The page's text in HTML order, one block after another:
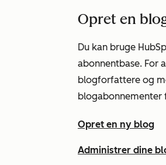
Opret en
Du kan bruge
abonnentbase. For
blogforfattere og
Opret en ny blog
Administrer dine